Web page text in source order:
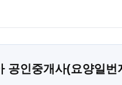
공인중개사(요양일